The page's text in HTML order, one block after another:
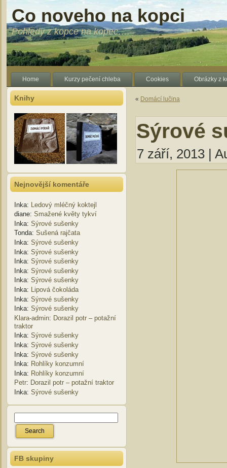
Co noveho na kopci
Pohledy z kopce na kopec….
Home Kurzy pečení chleba Cookies Obrázky z
Knihy
Nejnovější komentáře
Inka: Ledový mléčný koktejl
diane: Smažené květy tykví
Inka: Sýrové sušenky
Tonda: Sušená rajčata
Inka: Sýrové sušenky
Inka: Sýrové sušenky
Inka: Sýrové sušenky
Inka: Sýrové sušenky
Inka: Sýrové sušenky
Inka:
Lipová čokoláda
Inka: Sýrové sušenky
Inka: Sýrové sušenky
Klara-admin: Dorazil potr – potažní
traktor
Inka: Sýrové sušenky
Inka: Sýrové sušenky
Inka: Sýrové sušenky
Inka: Rohlíky konzumní
Inka: Rohlíky konzumní
Petr: Dorazil potr – potažní traktor
Inka: Sýrové sušenky
FB skupiny
« Domácí lučina
Sýrové
7 září, 2013 |